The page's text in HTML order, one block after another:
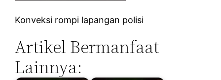
Konveksi rompi lapangan polisi
Artikel Bermanfaat
Lainnya: